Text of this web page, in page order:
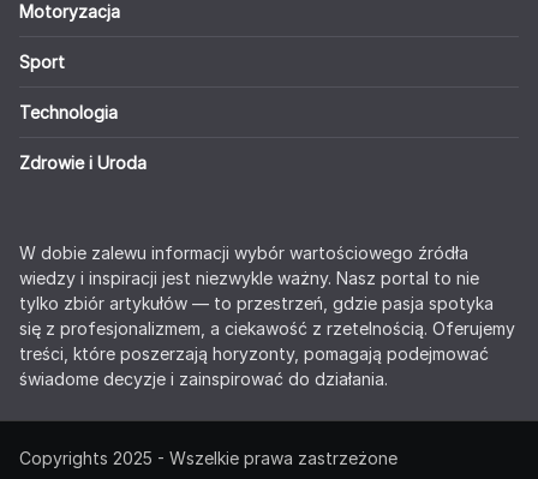
Motoryzacja
Sport
Technologia
Zdrowie i Uroda
W dobie zalewu informacji wybór wartościowego źródła
wiedzy i inspiracji jest niezwykle ważny. Nasz portal to nie
tylko zbiór artykułów — to przestrzeń, gdzie pasja spotyka
się z profesjonalizmem, a ciekawość z rzetelnością. Oferujemy
treści, które poszerzają horyzonty, pomagają podejmować
świadome decyzje i zainspirować do działania.
Copyrights 2025 - Wszelkie prawa zastrzeżone